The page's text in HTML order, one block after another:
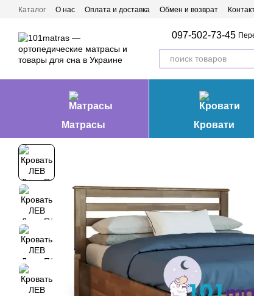
Перейти к основному контенту
Каталог О нас Оплата и доставка Обмен и возврат
097-502-73-45
Матрасы Кровати